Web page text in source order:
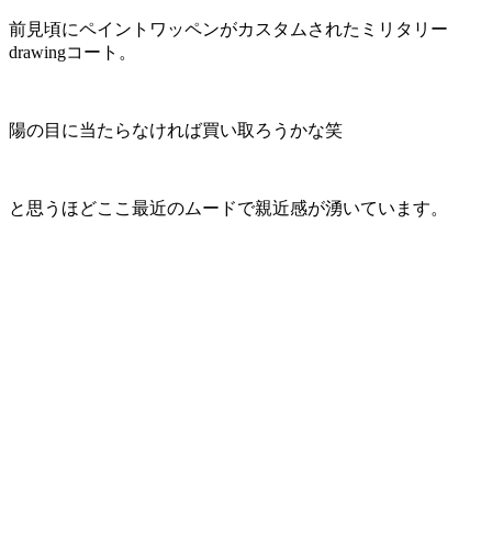
前見頃にペイントワッペンがカスタムされたミリタリー
drawingコート。
陽の目に当たらなければ買い取ろうかな笑
と思うほどここ最近のムードで親近感が湧いています。